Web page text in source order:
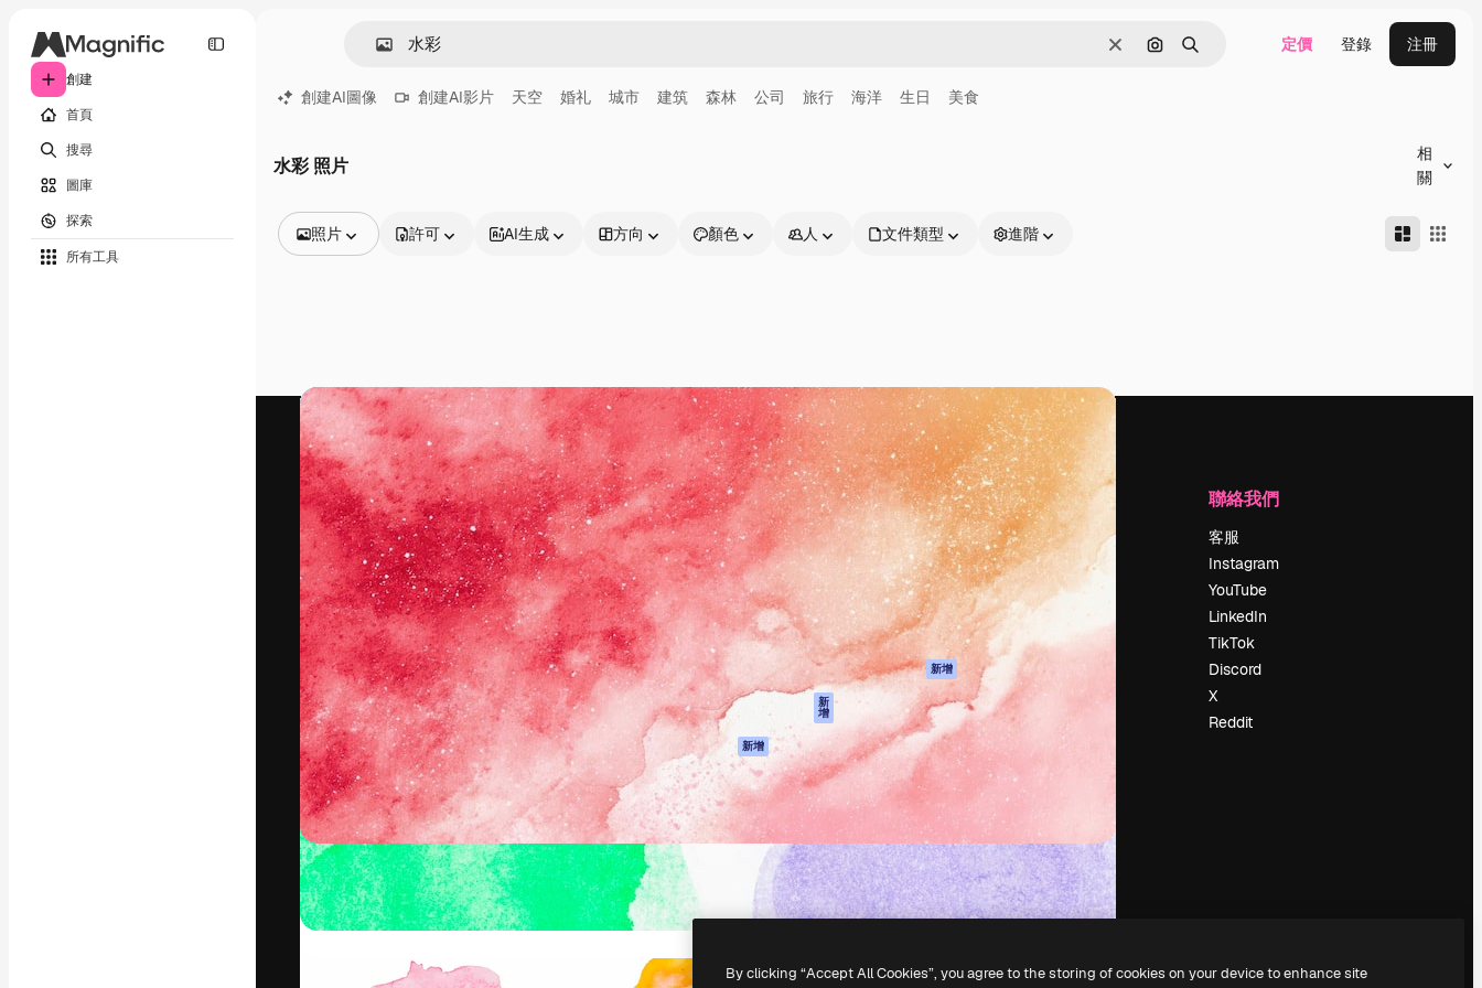
創建
首頁
搜尋
圖庫
探索
所有工具
清除 通過圖像搜索
搜尋 定價 登錄 注冊
創建AI圖像 創建AI影片 天空 婚礼 城市 建筑 森林 公司 旅行 海洋 生日 美食
水彩 照片
相
關
照片
視頻
片段
動態圖形
影片範本
圖標
3D模型
字體
許可 AI生成 方向 顏色 人 文件類型 進階
引導你創作出最佳作品的創意平台。擁有超過
100萬訂閱者，涵蓋創意人士、企業、代理商
和工作室。
繁體中文 (香港)
產品
Spaces
AI助手
AI圖像生成器
AI視頻生成器
AI語音生成器
圖庫內容
MCP用於
Claude/ChatGPT
新
增
AI助手 新增
API
流動應用程式
所有Magnific工具
開始使用
Academy
文件
客服
使用條款
隱私政策
原創作品 新增
Cookie 政策
信任中心
聯盟夥伴
企業
公司
定價
關於我們
評論
搜索趨勢
博客
聚會活動
聯絡我們
客服
Instagram
YouTube
LinkedIn
TikTok
Discord
X
Reddit
Copyright © 2010-2026 Freepik Company S.L.U.
By clicking “Accept All Cookies”, you agree to the storing of cookies on your device to enhance site